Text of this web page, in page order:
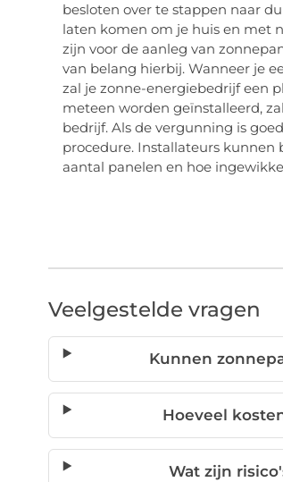
besloten over te stappen naar
laten komen om je huis en met
zijn voor de aanleg van
van belang hierbij. Wanneer je
zal je zonne-energiebedrijf een
meteen worden geïnstalleerd,
bedrijf. Als de vergunning is
procedure. Installateurs kunnen
aantal panelen en hoe
Veelgestelde vragen
Kunnen
Hoeveel
Wat zijn